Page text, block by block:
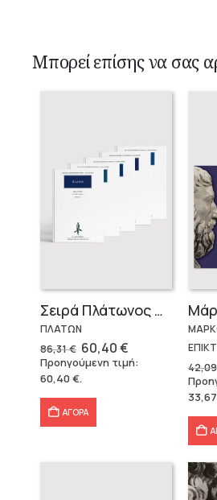
Μπορεί επίσης να σας
Σειρά Πλάτωνος Πολιτεία
ΠΛΑΤΩΝ
86,31€ Original
price
was:
86,31 €.
60,40€Η
τρέχουσα
τιμή
Προηγούμενη τιμή:
60,40€.
ΑΓΟΡΑ
33,67